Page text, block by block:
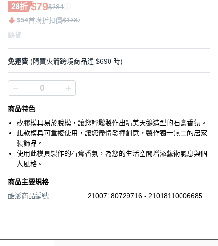
28折 $79$284
$54首購折扣價$133
缺貨
免運費 (購買火箭跨境商品達 $690 時)
商品特色
矽膠模具易於脫模，讓您輕鬆製作出精美天鵝造型的石膏香氛。
此款模具可重複使用，讓您盡情發揮創意，製作獨一無二的居家
裝飾品。
使用此模具製作的石膏香氛，為您的生活空間增添藝術氣息與個
人風格。
商品主要規格
酷澎商品編號
21007180729716 - 21018110006685